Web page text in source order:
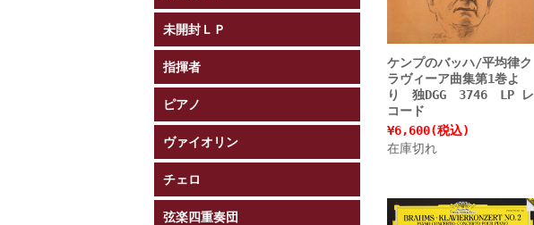
ケンプのバッハ/平均律ク
ラヴィーア曲集第1巻よ
り 独DGG 3746 LP レ
コード
¥6,600(税込)
在庫切れ
未開封ＬＰ
指揮者
ピアノ
ヴァイオリン
チェロ
弦楽四重奏団